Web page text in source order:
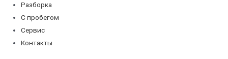
Разборка
С пробегом
Сервис
Контакты